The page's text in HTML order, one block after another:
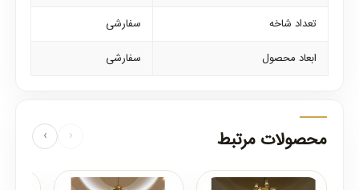
تعداد شاخه
سفارشی
ابعاد محصول
سفارشی
محصولات مرتبط ‹
›